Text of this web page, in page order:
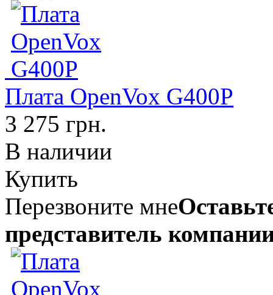
Плата OpenVox G400P
3 275 грн.
В наличии
Купить
Перезвоните мне
представитель